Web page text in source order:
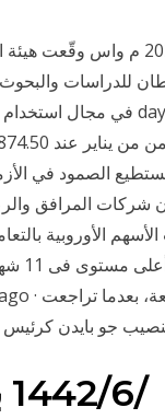
للدراسات والبحوث
تستطيع الصمود في
شركات المرافق
الأوروبية
لتواصل
جو بايدن كرئيس
1‏‏/6‏‏/1442 بعد الهجرة